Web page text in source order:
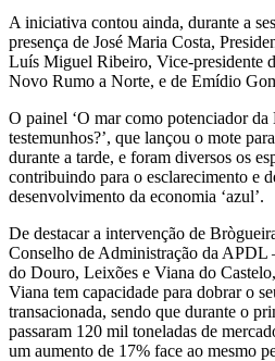
A iniciativa contou ainda, durante a
presença de José Maria Costa,
Luís Miguel Ribeiro, Vice-presidente
Novo Rumo a Norte, e de Emídio
O painel ‘O mar como potenciador
testemunhos?’, que lançou o mote
durante a tarde, e foram diversos os
contribuindo para o esclarecimento e
desenvolvimento da economia ‘azul’.
De destacar a intervenção de
Conselho de Administração da APDL
do Douro, Leixões e Viana do
Viana tem capacidade para dobrar o
transacionada, sendo que durante o
passaram 120 mil toneladas de
um aumento de 17% face ao mesmo